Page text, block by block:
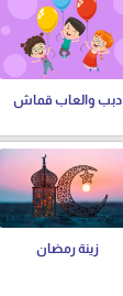
دبب والعاب قماش
زينة رمضان